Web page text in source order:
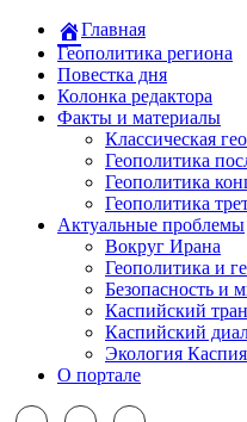
Главная
Геополитика региона
Повестка дня
Колонка редактора
Факты и материалы
Классическая
Геополитика
Геополитика
Геополитика
Актуальные проблемы
Вокруг Ирана
Геополитика и
Безопасность и
Каспийский
Каспийский
Экология Каспия
О портале